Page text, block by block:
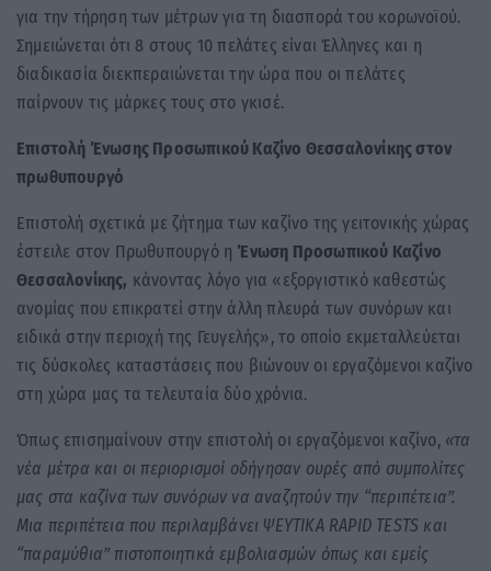
για την τήρηση των μέτρων για τη διασπορά του κορωνοϊού.
Σημειώνεται ότι 8 στους 10 πελάτες είναι Έλληνες και η
διαδικασία διεκπεραιώνεται την ώρα που οι πελάτες
παίρνουν τις μάρκες τους στο γκισέ.
Επιστολή Ένωσης Προσωπικού Καζίνο Θεσσαλονίκης στον
πρωθυπουργό
Επιστολή σχετικά με ζήτημα των καζίνο της γειτονικής χώρας
έστειλε στον Πρωθυπουργό η Ένωση Προσωπικού Καζίνο
Θεσσαλονίκης, κάνοντας λόγο για «εξοργιστικό καθεστώς
ανομίας που επικρατεί στην άλλη πλευρά των συνόρων και
ειδικά στην περιοχή της Γευγελής», το οποίο εκμεταλλεύεται
τις δύσκολες καταστάσεις που βιώνουν οι εργαζόμενοι καζίνο
στη χώρα μας τα τελευταία δύο χρόνια.
Όπως επισημαίνουν στην επιστολή οι εργαζόμενοι καζίνο, «τα
νέα μέτρα και οι περιορισμοί οδήγησαν ουρές από συμπολίτες
μας στα καζίνα των συνόρων να αναζητούν την “περιπέτεια”.
Μια περιπέτεια που περιλαμβάνει ΨΕΥΤΙΚΑ RAPID TESTS και
“παραμύθια” πιστοποιητικά εμβολιασμών όπως και εμείς